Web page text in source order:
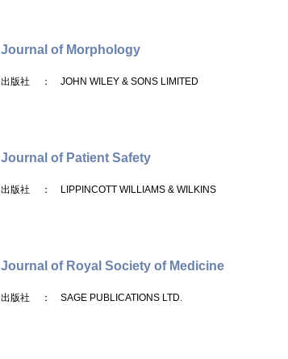
Journal of Morphology
出版社 ： JOHN WILEY & SONS LIMITED
Journal of Patient Safety
出版社 ： LIPPINCOTT WILLIAMS & WILKINS
Journal of Royal Society of Medicine
出版社 ： SAGE PUBLICATIONS LTD.